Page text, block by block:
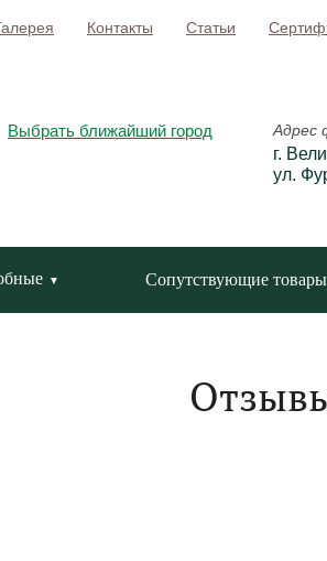
Контакты Статьи
Выбрать ближайший город Адрес
г.
ул.
Сопутствующие товары